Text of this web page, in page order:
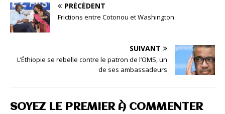
PRÉCÉDENT
Frictions entre Cotonou et Washington
SUIVANT
L’Éthiopie se rebelle contre le patron de l’OMS, un
de ses ambassadeurs
SOYEZ LE PREMIER À COMMENTER